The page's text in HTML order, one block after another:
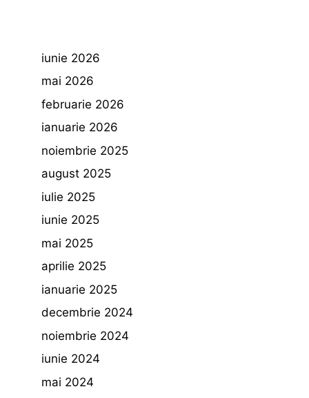
iunie 2026
mai 2026
februarie 2026
ianuarie 2026
noiembrie 2025
august 2025
iulie 2025
iunie 2025
mai 2025
aprilie 2025
ianuarie 2025
decembrie 2024
noiembrie 2024
iunie 2024
mai 2024